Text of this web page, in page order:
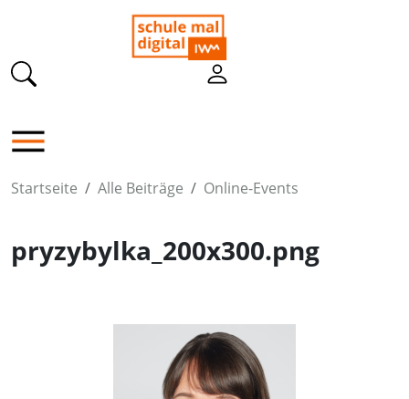
Startseite Alle Beiträge Online-Events
pryzybylka_200x300.png